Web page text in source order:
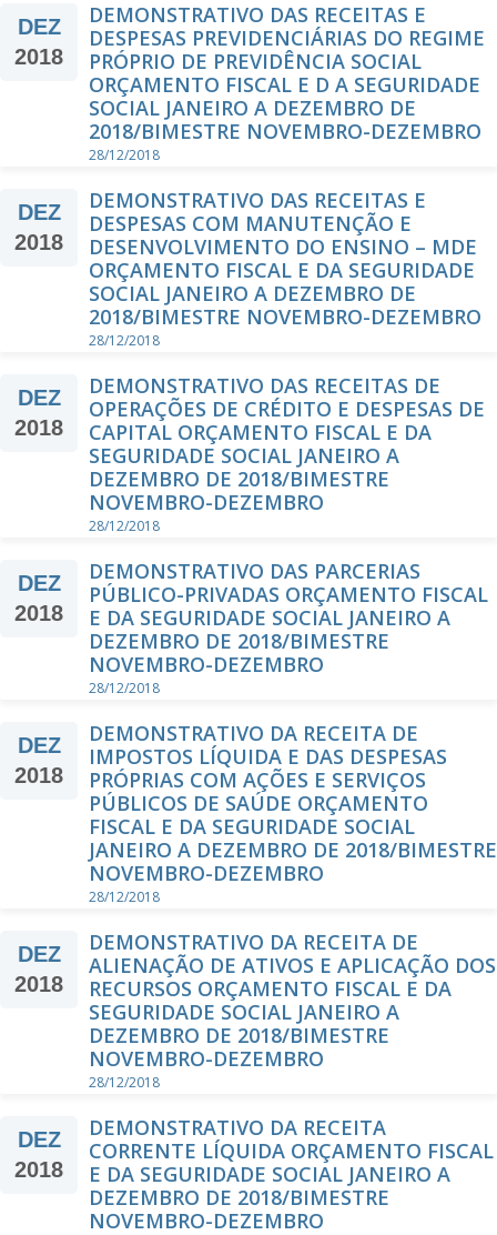
DEZ
2018
DEMONSTRATIVO DAS RECEITAS E
DESPESAS PREVIDENCIÁRIAS DO REGIME
PRÓPRIO DE PREVIDÊNCIA SOCIAL
ORÇAMENTO FISCAL E D A SEGURIDADE
SOCIAL JANEIRO A DEZEMBRO DE
2018/BIMESTRE NOVEMBRO-DEZEMBRO
28/12/2018
DEZ
2018
DEMONSTRATIVO DAS RECEITAS E
DESPESAS COM MANUTENÇÃO E
DESENVOLVIMENTO DO ENSINO – MDE
ORÇAMENTO FISCAL E DA SEGURIDADE
SOCIAL JANEIRO A DEZEMBRO DE
2018/BIMESTRE NOVEMBRO-DEZEMBRO
28/12/2018
DEZ
2018
DEMONSTRATIVO DAS RECEITAS DE
OPERAÇÕES DE CRÉDITO E DESPESAS DE
CAPITAL ORÇAMENTO FISCAL E DA
SEGURIDADE SOCIAL JANEIRO A
DEZEMBRO DE 2018/BIMESTRE
NOVEMBRO-DEZEMBRO
28/12/2018
DEZ
2018
DEMONSTRATIVO DAS PARCERIAS
PÚBLICO-PRIVADAS ORÇAMENTO FISCAL
E DA SEGURIDADE SOCIAL JANEIRO A
DEZEMBRO DE 2018/BIMESTRE
NOVEMBRO-DEZEMBRO
28/12/2018
DEZ
2018
DEMONSTRATIVO DA RECEITA DE
IMPOSTOS LÍQUIDA E DAS DESPESAS
PRÓPRIAS COM AÇÕES E SERVIÇOS
PÚBLICOS DE SAÚDE ORÇAMENTO
FISCAL E DA SEGURIDADE SOCIAL
JANEIRO A DEZEMBRO DE 2018/BIMESTRE
NOVEMBRO-DEZEMBRO
28/12/2018
DEZ
2018
DEMONSTRATIVO DA RECEITA DE
ALIENAÇÃO DE ATIVOS E APLICAÇÃO DOS
RECURSOS ORÇAMENTO FISCAL E DA
SEGURIDADE SOCIAL JANEIRO A
DEZEMBRO DE 2018/BIMESTRE
NOVEMBRO-DEZEMBRO
28/12/2018
DEZ
2018
DEMONSTRATIVO DA RECEITA
CORRENTE LÍQUIDA ORÇAMENTO FISCAL
E DA SEGURIDADE SOCIAL JANEIRO A
DEZEMBRO DE 2018/BIMESTRE
NOVEMBRO-DEZEMBRO